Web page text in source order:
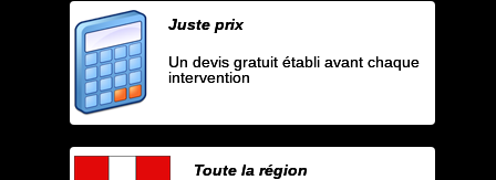
Juste prix
Un devis gratuit établi avant chaque
intervention
Toute la région